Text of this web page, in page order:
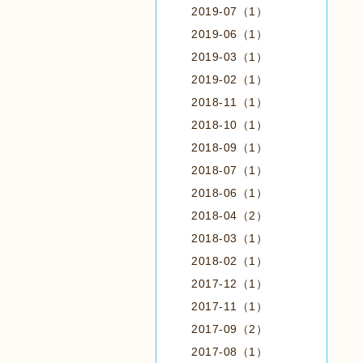
2019-07（1）
2019-06（1）
2019-03（1）
2019-02（1）
2018-11（1）
2018-10（1）
2018-09（1）
2018-07（1）
2018-06（1）
2018-04（2）
2018-03（1）
2018-02（1）
2017-12（1）
2017-11（1）
2017-09（2）
2017-08（1）